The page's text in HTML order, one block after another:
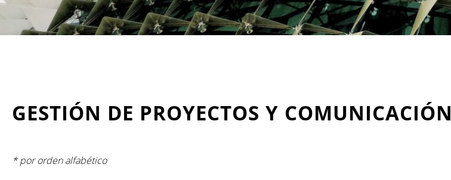
GESTIÓN DE PROYECTOS Y COMUNICACIÓN
* por orden alfabético